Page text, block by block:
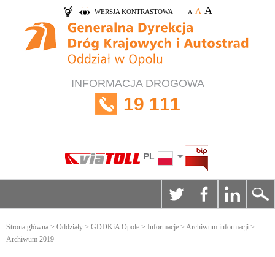
WERSJA KONTRASTOWA A A A
INFORMACJA DROGOWA
19 111
PL
Strona główna > Oddziały > GDDKiA Opole > Informacje > Archiwum informacji >
Archiwum 2019